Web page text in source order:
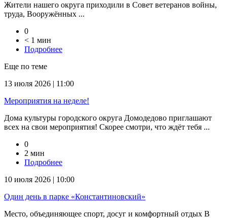
Жители нашего округа приходили в Совет ветеранов войны,
труда, Вооружённых ...
0
< 1 мин
Подробнее
Еще по теме
13 июля 2026 | 11:00
Мероприятия на неделе!
Дома культуры городского округа Домодедово приглашают
всех на свои мероприятия! Скорее смотри, что ждёт тебя ...
0
2 мин
Подробнее
10 июля 2026 | 10:00
Один день в парке «Константиновский»
Место, объединяющее спорт, досуг и комфортный отдых В